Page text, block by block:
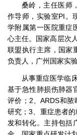
桑岭，主任医师
作导师，实验室PI。
学附属第一医院重症
心主任。国家高层次
联盟执行主席，国家
负责人，广州国家实
从事重症医学临
基于急性肺损伤肺器
评价；2、ARDS和
研究；3、重症患者
发和转化。主持包括